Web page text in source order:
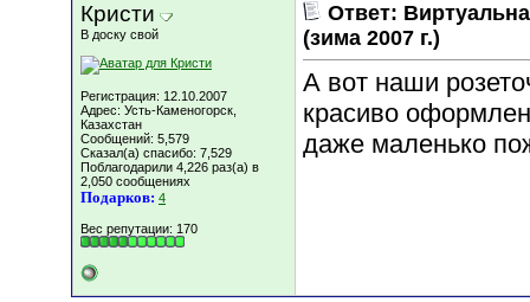
Кристи
В доску свой
Регистрация: 12.10.2007
Адрес: Усть-Каменогорск,
Казахстан
Сообщений: 5,579
Сказал(а) спасибо: 7,529
Поблагодарили 4,226 раз(а) в
2,050 сообщениях
Подарков: 4
Вес репутации: 170
Ответ:
(зима 2007 г.)
А вот наши
красиво
даже маленько